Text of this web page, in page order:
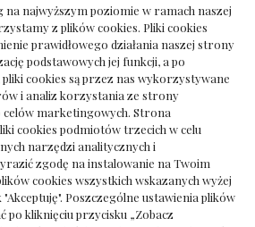
na najwyższym poziomie w ramach naszej
z plików cookies. Pliki cookies
prawidłowego działania naszej strony
podstawowych jej funkcji, a po
cookies są przez nas wykorzystywane
i analiz korzystania ze strony
marketingowych. Strona
cookies podmiotów trzecich w celu
narzędzi analitycznych i
zgodę na instalowanie na Twoim
cookies wszystkich wskazanych wyżej
Poszczególne ustawienia plików
po kliknięciu przycisku „Zobacz
podłogowa do salonu: jak wybrać bez